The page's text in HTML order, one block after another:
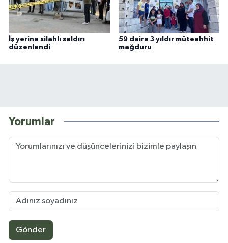
İş yerine silahlı saldırı
düzenlendi
59 daire 3 yıldır müteahhit
mağduru
Yorumlar
Gönder